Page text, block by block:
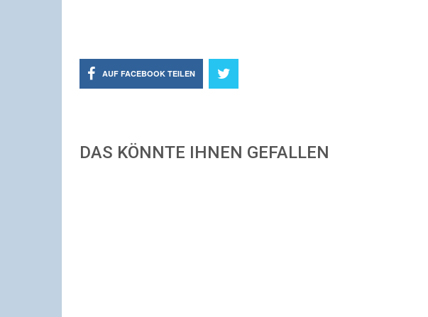
AUF FACEBOOK TEILEN
DAS KÖNNTE IHNEN GEFALLEN